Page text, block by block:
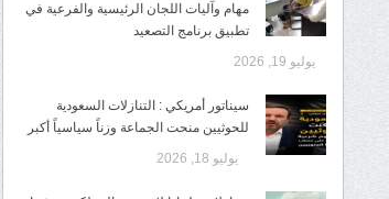
مهام وآليات اللجان الرئيسية والفرعية في
تطبيق برنامج التصعيد
يوليو 19, 2026
سيناتور أمريكي : التنازلات السعودية
للحوثيين منحت الجماعة وزناً سياسياً أكبر
يوليو 18, 2026